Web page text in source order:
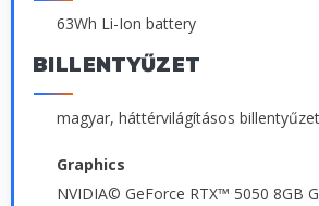
63Wh Li-Ion battery
BILLENTYŰZET
magyar, háttérvilágításos billentyűzet
Graphics
NVIDIA© GeForce RTX™ 5050 8GB